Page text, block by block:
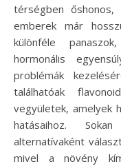
térségben
emberek már
különféle
hormonális
problémák
találhatóak
vegyületek, amelyek
hatásaihoz.
alternatívaként
mivel a növény